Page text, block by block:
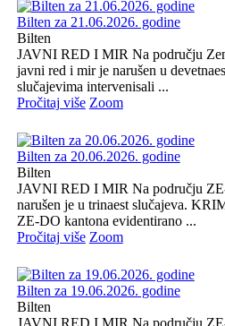
Bilten za 21.06.2026. godine
Bilten
JAVNI RED I MIR Na području
javni red i mir je narušen u
slučajevima intervenisali ...
Pročitaj više Zoom
Bilten za 20.06.2026. godine
Bilten
JAVNI RED I MIR Na području
narušen je u trinaest slučajeva.
ZE-DO kantona evidentirano ...
Pročitaj više Zoom
Bilten za 19.06.2026. godine
Bilten
JAVNI RED I MIR Na području